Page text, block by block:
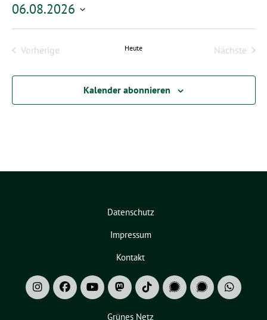
06.08.2026
Datum
Vorherige
Heute
Nächste
Kalender abonnieren
Datenschutz
Impressum
Kontakt
Grünes Netz